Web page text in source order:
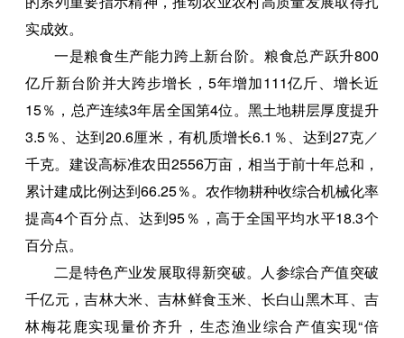
实成效。
一是粮食生产能力跨上新台阶。粮食总产跃升800
亿斤新台阶并大跨步增长，5年增加111亿斤、增长近
15％，总产连续3年居全国第4位。黑土地耕层厚度提升
3.5％、达到20.6厘米，有机质增长6.1％、达到27克／
千克。建设高标准农田2556万亩，相当于前十年总和，
累计建成比例达到66.25％。农作物耕种收综合机械化率
提高4个百分点、达到95％，高于全国平均水平18.3个
百分点。
二是特色产业发展取得新突破。人参综合产值突破
千亿元，吉林大米、吉林鲜食玉米、长白山黑木耳、吉
林梅花鹿实现量价齐升，生态渔业综合产值实现“倍